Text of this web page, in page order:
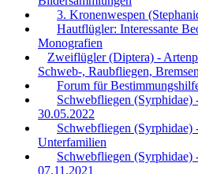
3. Kronenwespen
Hautflügler: Interessante
Monografien
Zweiflügler (Diptera) -
Schweb-, Raubfliegen,
Forum für
Schwebfliegen (Syrphidae)
30.05.2022
Schwebfliegen (Syrphidae)
Unterfamilien
Schwebfliegen (Syrphidae)
07.11.2021